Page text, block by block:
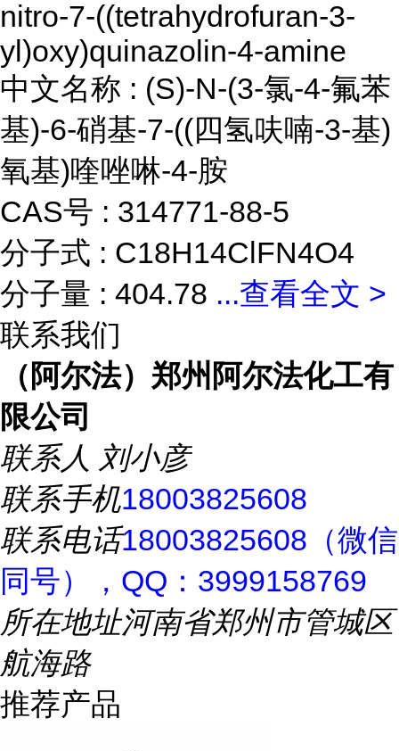
nitro-7-((tetrahydrofuran-3-
yl)oxy)quinazolin-4-amine
中文名称 : (S)-N-(3-氯-4-氟苯
基)-6-硝基-7-((四氢呋喃-3-基)
氧基)喹唑啉-4-胺
CAS号 : 314771-88-5
分子式 : C18H14ClFN4O4
分子量 : 404.78 ...查看全文 >
联系我们
（阿尔法）郑州阿尔法化工有
限公司
联系人 刘小彦
联系手机18003825608
联系电话18003825608（微信
同号），QQ：3999158769
所在地址河南省郑州市管城区
航海路
推荐产品